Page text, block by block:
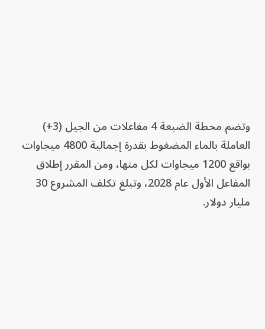
وتضم محطة الضبعة 4 مفاعلات من الجيل (3+)
العاملة بالماء المضغوط بقدرة إجمالية 4800 ميجاوات
بواقع 1200 ميجاوات لكل منها، ومن المقرر إطلاق
المفاعل الأول عام 2028، وتبلغ تكلف المشروع 30
مليار دولار.